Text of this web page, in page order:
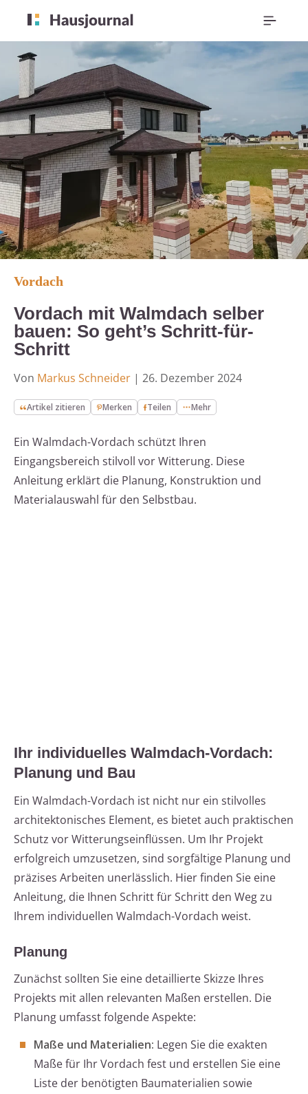
Vordach
Vordach mit Walmdach selber
bauen: So geht’s Schritt-für-
Schritt
Von Markus Schneider | 26. Dezember 2024
Artikel zitieren Merken Teilen Mehr
Ein Walmdach-Vordach schützt Ihren
Eingangsbereich stilvoll vor Witterung. Diese
Anleitung erklärt die Planung, Konstruktion und
Materialauswahl für den Selbstbau.
Ihr individuelles Walmdach-Vordach:
Planung und Bau
Ein Walmdach-Vordach ist nicht nur ein stilvolles
architektonisches Element, es bietet auch praktischen
Schutz vor Witterungseinflüssen. Um Ihr Projekt
erfolgreich umzusetzen, sind sorgfältige Planung und
präzises Arbeiten unerlässlich. Hier finden Sie eine
Anleitung, die Ihnen Schritt für Schritt den Weg zu
Ihrem individuellen Walmdach-Vordach weist.
Planung
Zunächst sollten Sie eine detaillierte Skizze Ihres
Projekts mit allen relevanten Maßen erstellen. Die
Planung umfasst folgende Aspekte:
Maße und Materialien: Legen Sie die exakten
Maße für Ihr Vordach fest und erstellen Sie eine
Liste der benötigten Baumaterialien sowie